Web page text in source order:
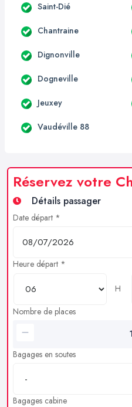
Saint-Dié
Chantraine
Dignonville
Dogneville
Jeuxey
Vaudéville 88
Réservez votre
Détails passager
Date départ *
Heure départ *
H
Nombre de places
Bagages en soutes
Bagages cabine